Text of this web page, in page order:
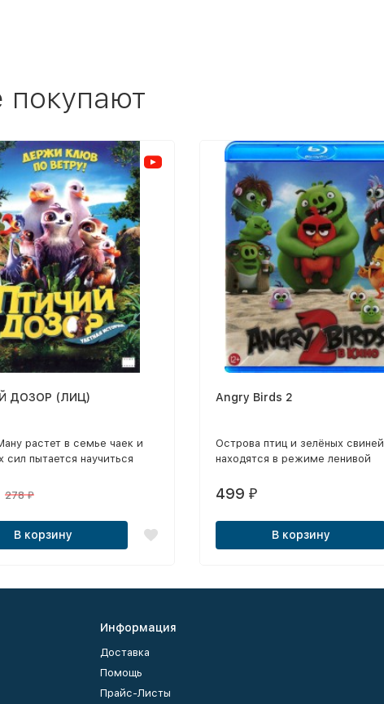
покупают
ДОЗОР (ЛИЦ)
растет в семье чаек и
сил пытается научиться
они.
278₽
В корзину
Angry Birds 2
​Острова птиц и зелёных свиней
находятся в режиме ленивой
новый враг — Зета,
третьего, ледяного острова.
499 ₽
В корзину
Информация
Доставка
Помощь
Прайс-Листы